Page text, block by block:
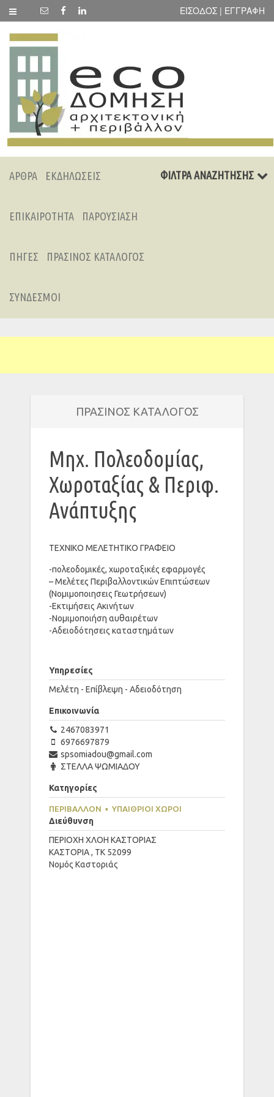
ΕΙΣΟΔΟΣ | ΕΓΓΡΑΦΗ
ΑΡΘΡΑ ΕΚΔΗΛΩΣΕΙΣ
ΕΠΙΚΑΙΡΟΤΗΤΑ ΠΑΡΟΥΣΙΑΣΗ
ΠΗΓΕΣ ΠΡΑΣΙΝΟΣ ΚΑΤΑΛΟΓΟΣ
ΣΥΝΔΕΣΜΟΙ
ΦΙΛΤΡΑ ΑΝΑΖΗΤΗΣΗΣ
ΠΡΑΣΙΝΟΣ ΚΑΤΑΛΟΓΟΣ
Μηχ. Πολεοδομίας,
Χωροταξίας & Περιφ.
Ανάπτυξης
ΤΕΧΝΙΚΟ ΜΕΛΕΤΗΤΙΚΟ ΓΡΑΦΕΙΟ
-πολεοδομικές, χωροταξικές εφαρμογές
– Μελέτες Περιβαλλοντικών Επιπτώσεων
(Νομιμοποιησεις Γεωτρήσεων)
-Εκτιμήσεις Ακινήτων
-Νομιμοποιήση αυθαιρέτων
-Αδειοδότησεις καταστημάτων
Υπηρεσίες
Μελέτη - Επίβλεψη - Αδειοδότηση
Επικοινωνία
2467083971
6976697879
spsomiadou@gmail.com
ΣΤΕΛΛΑ ΨΩΜΙΑΔΟΥ
Κατηγορίες
ΠΕΡΙΒΆΛΛΟΝ ▪ ΥΠΑΊΘΡΙΟΙ ΧΏΡΟΙ
Διεύθυνση
ΠΕΡΙΟΧΗ ΧΛΟΗ ΚΑΣΤΟΡΙΑΣ
ΚΑΣΤΟΡΙΑ , ΤΚ 52099
Νομός Καστοριάς